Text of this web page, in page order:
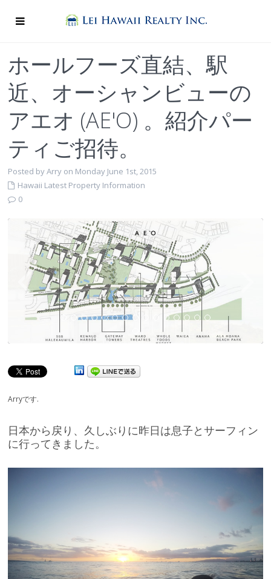
ホールフーズ直結、駅
近、オーシャンビューの
アエオ (AE'O) 。紹介パー
ティご招待。
Posted by Arry on Monday June 1st, 2015
Hawaii Latest Property Information
0
Arryです.
日本から戻り、久しぶりに昨日は息子とサーフィン
に行ってきました。